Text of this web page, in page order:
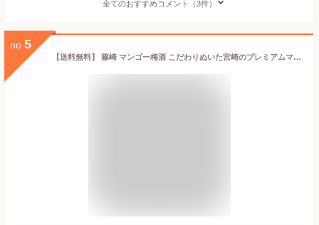
全てのおすすめコメント（3件）
no. 5
【送料無料】 篠崎 マンゴー梅酒 こだわりぬいた宮崎のプレミアムマンゴー、はじめました。500ml×1本 ※北海道・九州・沖縄県は送料無料対象外 母の日 お花見 パーティー 女子会[T.632.2084.10.SE]